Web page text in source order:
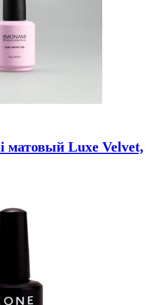
матовый Luxe Velvet,